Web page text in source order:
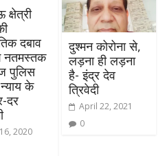
दबाव
पुलिस
के
दर
2020
दुश्मन कोरोना से,
लड़ना ही लड़ना
है- इंद्र देव
त्रिवेदी
April 22, 2021
0